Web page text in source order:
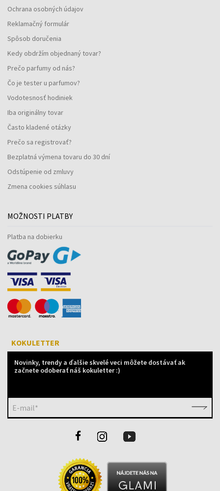
Ochrana osobných údajov
Reklamačný formulár
Spôsob doručenia
Kedy obdržím objednaný tovar?
Prečo parfumy od nás?
Čo je tester u parfumov?
Vodotesnosť hodiniek
Iba originálny tovar
Často kladené otázky
Prečo sa registrovať?
Bezplatná výmena tovaru do 30 dní
Odstúpenie od zmluvy
Zmena cookies súhlasu
MOŽNOSTI PLATBY
Platba na dobierku
KOKULETTER
Novinky, trendy a ďalšie skvelé veci môžete dostávať ak
začnete odoberať náš kokuletter :)
E-mail*